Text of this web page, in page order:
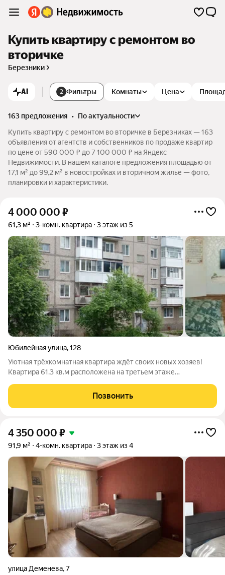
Купить квартиру с ремонтом во
вторичке
Березники
AI 2 Фильтры Комнаты Цена
163 предложения •
по актуальности
Купить квартиру с ремонтом во вторичке в Березниках — 163
объявления от агентств и собственников по продаже квартир
по цене от 590 000 ₽ до 7 100 000 ₽ на Яндекс
Недвижимости. В нашем каталоге предложения площадью от
17,1 м² до 99,2 м² в новостройках и вторичном жилье — фото,
планировки и характеристики.
4 000 000 ₽
61,3 м² 3-комн. квартира 3 этаж из 5
Юбилейная улица,128
Уютная трёхкомнатная квартира ждёт своих новых хозяев!
Квартира 61.3 кв.м расположена на третьем этаже
Находится по адресу: ул. Юбилейная 128. Что вас порадует:
хороший косметический ремонт;
Позвонить
4 350 000 ₽
91,9 м² 4-комн. квартира 3 этаж из 4
улица Деменева,7